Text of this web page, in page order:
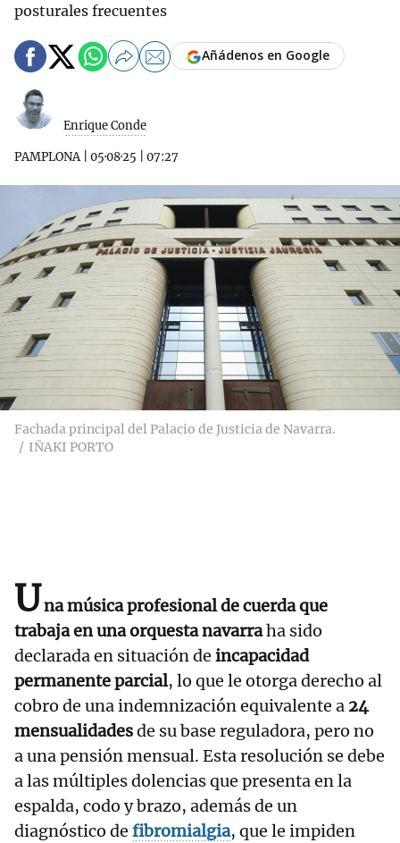
posturales frecuentes
Enrique Conde
PAMPLONA| 05·08·25 07:27
Añádenos en Google
Fachada principal del Palacio de Justicia de Navarra.
IÑAKI PORTO
Una música profesional de cuerda que
trabaja en una orquesta navarraha sido
declarada en situación de incapacidad
permanente parcial, lo que le otorga derecho al
cobro de una indemnización equivalente a 24
mensualidadesde su base reguladora, pero no
a una pensión mensual. Esta resolución se debe
a las múltiples dolencias que presenta en la
espalda, codo y brazo, además de un
diagnóstico de fibromialgia, que le impiden